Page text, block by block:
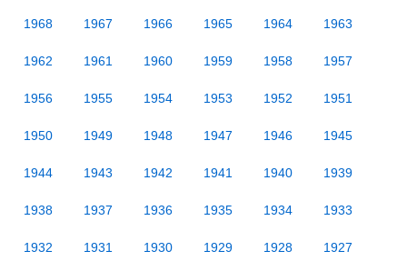
1968 1967 1966 1965 1964 1963
1962 1961 1960 1959 1958 1957
1956 1955 1954 1953 1952 1951
1950 1949 1948 1947 1946 1945
1944 1943 1942 1941 1940 1939
1938 1937 1936 1935 1934 1933
1932 1931 1930 1929 1928 1927